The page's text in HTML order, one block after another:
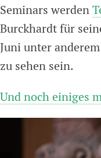
Seminars werden
Burckhardt für
Juni unter anderem
zu sehen sein.
Und noch einiges